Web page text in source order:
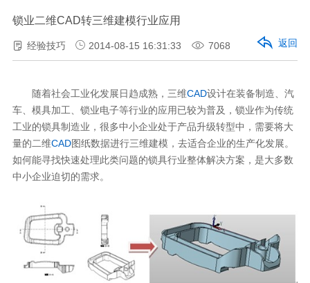
锁业二维CAD转三维建模行业应用
经验技巧 2014-08-15 16:31:33 7068 返回
随着社会工业化发展日趋成熟，三维CAD设计在装备制造、汽
车、模具加工、锁业电子等行业的应用已较为普及，锁业作为传统
工业的锁具制造业，很多中小企业处于产品升级转型中，需要将大
量的二维CAD图纸数据进行三维建模，去适合企业的生产化发展。
如何能寻找快速处理此类问题的锁具行业整体解决方案，是大多数
中小企业迫切的需求。